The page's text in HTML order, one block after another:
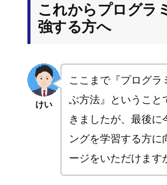
これからプログラ
強する方へ
けい
ここまで『プログラ
ぶ方法』ということ
きましたが、最後に
ングを学習する方に
ージをいただけます